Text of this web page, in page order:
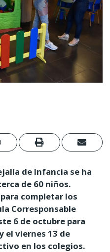
de Infancia se ha
de 60 niños.
completar los
Corresponsable
6 de octubre para
el viernes 13 de
en los colegios.